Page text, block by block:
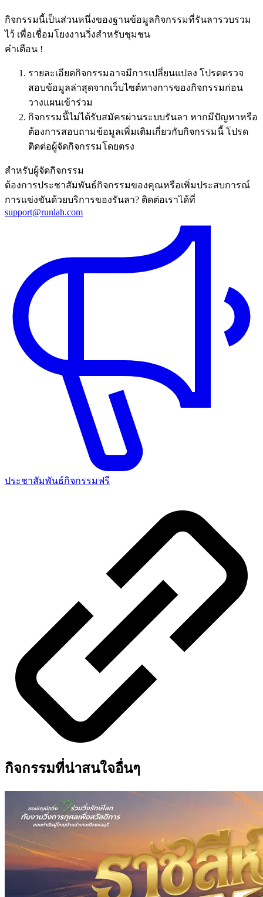
กิจกรรมนี้เป็นส่วนหนึ่งของฐานข้อมูลกิจกรรมที่รันลารวบรวม
ไว้ เพื่อเชื่อมโยงงานวิ่งสำหรับชุมชน
คำเตือน !
รายละเอียดกิจกรรมอาจมีการเปลี่ยนแปลง โปรดตรวจ
สอบข้อมูลล่าสุดจากเว็บไซต์ทางการของกิจกรรมก่อน
วางแผนเข้าร่วม
กิจกรรมนี้ไม่ได้รับสมัครผ่านระบบรันลา หากมีปัญหาหรือ
ต้องการสอบถามข้อมูลเพิ่มเติมเกี่ยวกับกิจกรรมนี้ โปรด
ติดต่อผู้จัดกิจกรรมโดยตรง
สำหรับผู้จัดกิจกรรม
ต้องการประชาสัมพันธ์กิจกรรมของคุณหรือเพิ่มประสบการณ์
การแข่งขันด้วยบริการของรันลา? ติดต่อเราได้ที่
support@runlah.com
ประชาสัมพันธ์กิจกรรมฟรี
กิจกรรมที่น่าสนใจอื่นๆ